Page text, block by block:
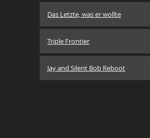
Das Letzte, was er wollte
Triple Frontier
Jay and Silent Bob Reboot